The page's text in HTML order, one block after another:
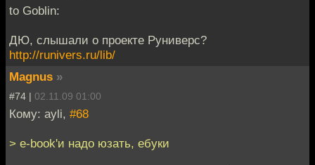
to Goblin:
ДЮ, слышали о проекте Руниверс?
http://runivers.ru/lib/
Magnus »
#74 | 02.11.09 01:00
Кому: ayli, #68
> e-book'и надо юзать, ебуки